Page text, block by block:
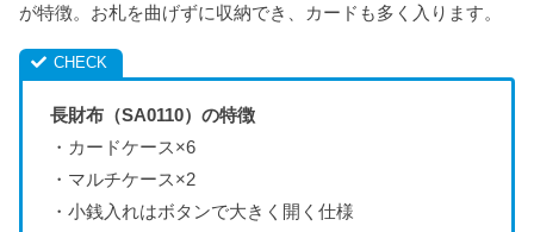
が特徴。お札を曲げずに収納でき、カードも多く入ります。
長財布（SA0110）の特徴
・カードケース×6
・マルチケース×2
・小銭入れはボタンで大きく開く仕様